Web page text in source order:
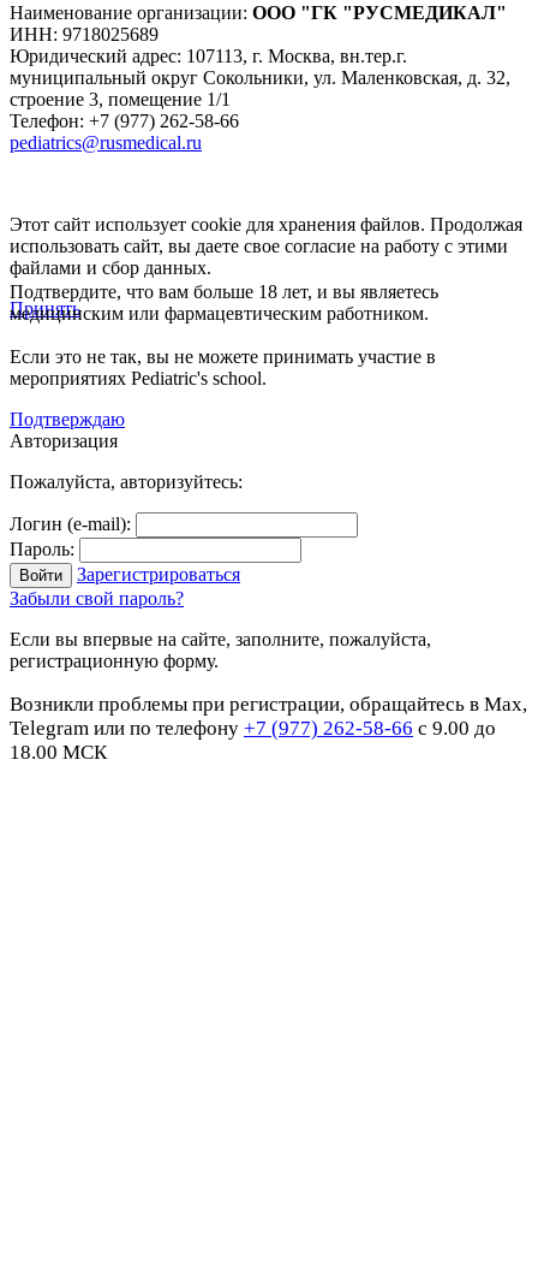
Наименование организации: ООО "ГК "РУСМЕДИКАЛ"
ИНН: 9718025689
Юридический адрес: 107113, г. Москва, вн.тер.г.
муниципальный округ Сокольники, ул. Маленковская, д. 32,
строение 3, помещение 1/1
Телефон: +7 (977) 262-58-66
pediatrics@rusmedical.ru
Этот сайт использует cookie для хранения файлов. Продолжая
использовать сайт, вы даете свое согласие на работу с этими
файлами и сбор данных.
Принять
Подтвердите, что вам больше 18 лет, и вы являетесь
медицинским или фармацевтическим работником.
Если это не так, вы не можете принимать участие в
мероприятиях Pediatric's school.
Подтверждаю
Авторизация
Пожалуйста, авторизуйтесь:
Логин (e-mail):
Пароль:
Зарегистрироваться
Забыли свой пароль?
Если вы впервые на сайте, заполните, пожалуйста,
регистрационную форму.
Возникли проблемы при регистрации, обращайтесь в Max,
Telegram или по телефону +7 (977) 262-58-66 с 9.00 до
18.00 МСК